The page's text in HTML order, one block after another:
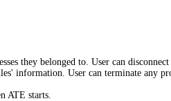
they belonged to. User can
information. User can terminate any
ATE starts.